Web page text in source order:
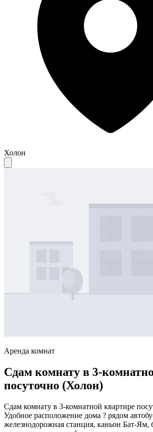
Холон
Аренда комнат
Сдам комнату в 3-
посуточно (Холон)
Сдам комнату в 3-комнатной квартире
Удобное расположение дома ? рядом
железнодорожная станция, каньон Бат-Ям,